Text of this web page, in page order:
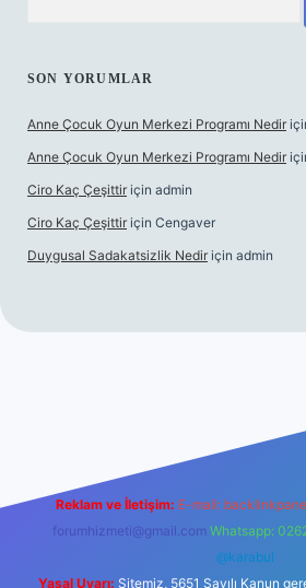
SON YORUMLAR
Anne Çocuk Oyun Merkezi Programı Nedir
Anne Çocuk Oyun Merkezi Programı Nedir
Ciro Kaç Çeşittir için admin
Ciro Kaç Çeşittir için Cengaver
Duygusal Sadakatsizlik Nedir için admin
Reklam ve İletişim: E-mail:
forumhizmeti@gmail.com Whatsapp:
@karabul
Yasal Uyarı: Sitemiz, 5651 Sayılı Kanun